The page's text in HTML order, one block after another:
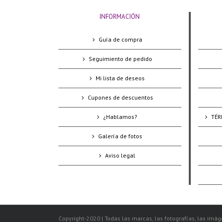
INFORMACIÓN
Guía de compra
Seguimiento de pedido
Mi lista de deseos
Cupones de descuentos
¿Hablamos?
Galería de fotos
Aviso legal
Copyright-2020 | Todas las marcas, las fotografías, las